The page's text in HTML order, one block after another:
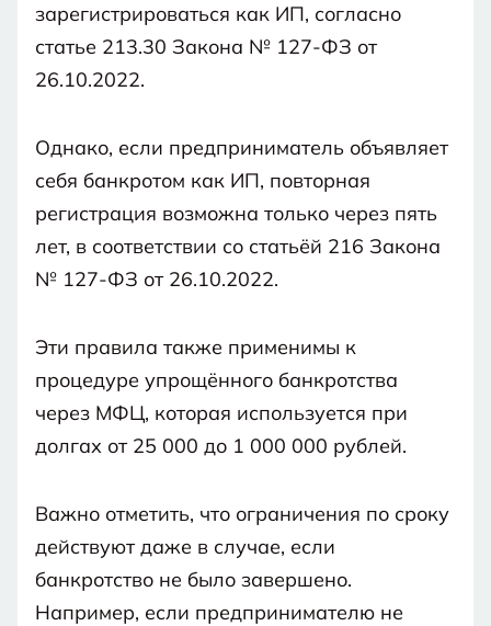
зарегистрироваться как ИП, согласно
статье 213.30 Закона № 127-ФЗ от
26.10.2022.
Однако, если предприниматель объявляет
себя банкротом как ИП, повторная
регистрация возможна только через пять
лет, в соответствии со статьёй 216 Закона
№ 127-ФЗ от 26.10.2022.
Эти правила также применимы к
процедуре упрощённого банкротства
через МФЦ, которая используется при
долгах от 25 000 до 1 000 000 рублей.
Важно отметить, что ограничения по сроку
действуют даже в случае, если
банкротство не было завершено.
Например, если предпринимателю не